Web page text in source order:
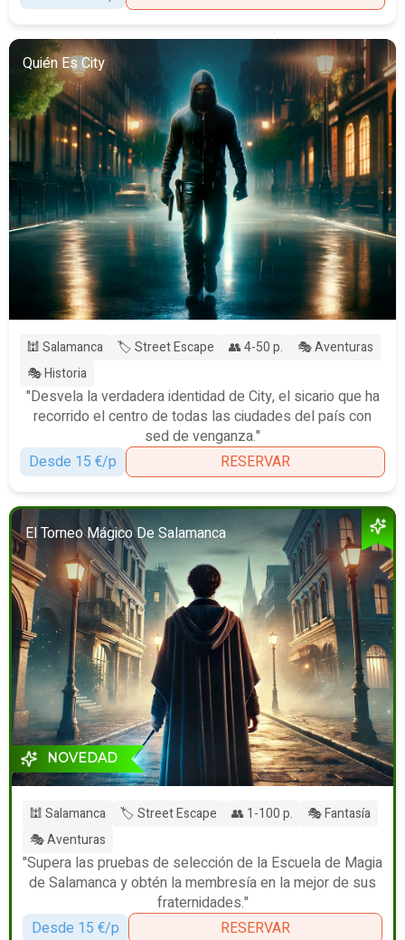
Quién Es City
🕍 Salamanca 🏷️ Street Escape 👥 4-50 p.
🎭 Aventuras
🎭 Historia
"Desvela la verdadera identidad de City, el sicario que ha
recorrido el centro de todas las ciudades del país con
sed de venganza."
Desde 15 €/p
RESERVAR
El Torneo Mágico De Salamanca
NOVEDAD
🕍 Salamanca 🏷️ Street Escape 👥 1-100 p.
🎭 Fantasía
🎭 Aventuras
"Supera las pruebas de selección de la Escuela de Magia
de Salamanca y obtén la membresía en la mejor de sus
fraternidades."
Desde 15 €/p
RESERVAR